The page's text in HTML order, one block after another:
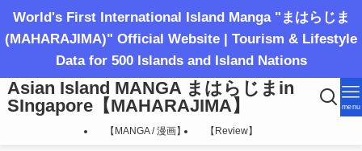
World's First International Island Manga "まはらじま
(MAHARAJIMA)" Official Website | Tourism & Lifestyle
Data for 500 Islands and Island Nations
Asian Island MANGA まはらじまin
SIngapore【MAHARAJIMA】
menu
【MANGA / 漫画】 【Review】